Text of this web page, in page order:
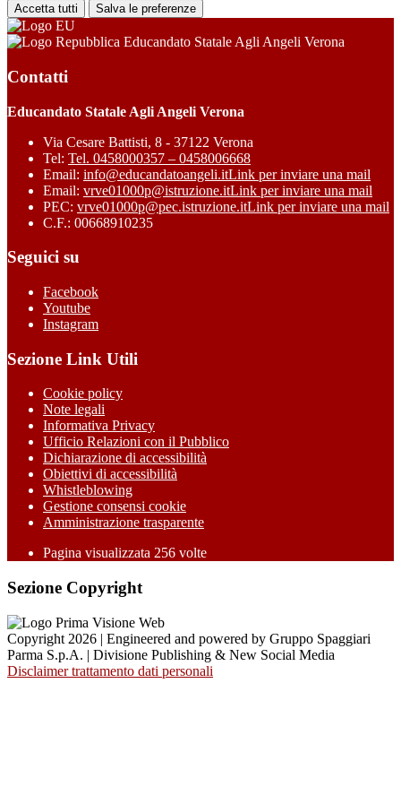
Accetta tutti Salva le preferenze
Educandato Statale Agli Angeli Verona
Contatti
Educandato Statale Agli Angeli Verona
Via Cesare Battisti, 8 - 37122 Verona
Tel: Tel. 0458000357 – 0458006668
Email: info@educandatoangeli.itLink per inviare una mail
Email: vrve01000p@istruzione.itLink per inviare una mail
PEC: vrve01000p@pec.istruzione.itLink per inviare una mail
C.F.: 00668910235
Seguici su
Facebook
Youtube
Instagram
Sezione Link Utili
Cookie policy
Note legali
Informativa Privacy
Ufficio Relazioni con il Pubblico
Dichiarazione di accessibilità
Obiettivi di accessibilità
Whistleblowing
Gestione consensi cookie
Amministrazione trasparente
Pagina visualizzata 256 volte
Sezione Copyright
Copyright 2026 | Engineered and powered by Gruppo Spaggiari
Parma S.p.A. | Divisione Publishing & New Social Media
Disclaimer trattamento dati personali